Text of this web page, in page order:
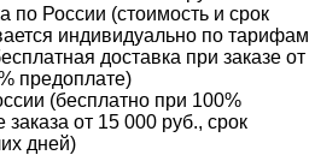
по России (стоимость и срок
индивидуально по тарифам
доставка при заказе от
предоплате)
(бесплатно при 100%
от 15 000 руб., срок
дней)